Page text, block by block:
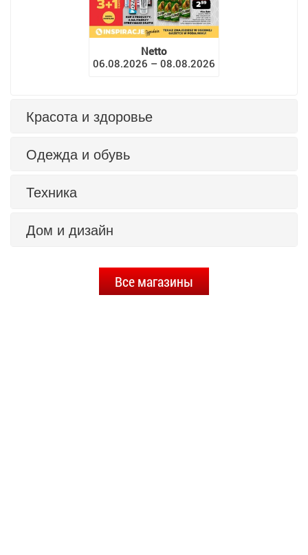
Netto
06.08.2026 – 08.08.2026
Красота и здоровье
Одежда и обувь
Техника
Дом и дизайн
Все магазины